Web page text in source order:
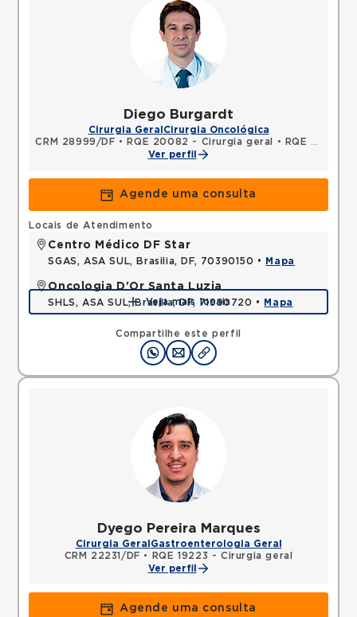
Diego Burgardt
Cirurgia Geral Cirurgia Oncológica
CRM 28999/DF • RQE 20082 - Cirurgia geral •
RQE 20083 - Cirurgia oncológica
Ver perfil
Agende uma consulta
Compartilhe este perfil
Locais de Atendimento
Centro Médico DF Star
SGAS, ASA SUL, Brasilia, DF, 70390150 • Mapa
Oncologia D'Or Santa Luzia
SHLS, ASA SUL, Brasilia, DF, 71990720 • Mapa
Veja mais locais
Dyego Pereira Marques
Cirurgia Geral Gastroenterologia Geral
CRM 22231/DF •
RQE 19223 - Cirurgia geral
Ver perfil
Agende uma consulta